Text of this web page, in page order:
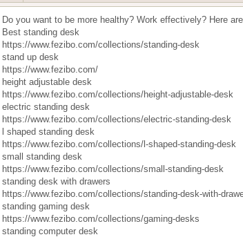
Do you want to be more healthy? Work effectively? Here
Best standing desk
https://www.fezibo.com/collections/standing-desk
stand up desk
https://www.fezibo.com/
height adjustable desk
https://www.fezibo.com/collections/height-adjustable-desk
electric standing desk
https://www.fezibo.com/collections/electric-standing-desk
l shaped standing desk
https://www.fezibo.com/collections/l-shaped-standing-desk
small standing desk
https://www.fezibo.com/collections/small-standing-desk
standing desk with drawers
https://www.fezibo.com/collections/standing-desk-with-
standing gaming desk
https://www.fezibo.com/collections/gaming-desks
standing computer desk